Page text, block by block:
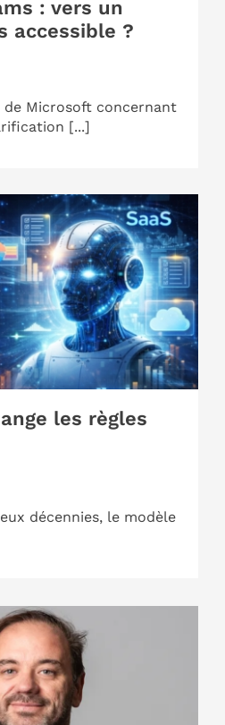
: vers un
accessible ?
de Microsoft concernant
[...]
les règles
décennies, le modèle